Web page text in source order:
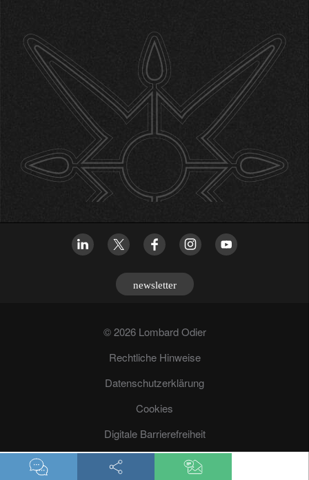
newsletter
© 2026 Lombard Odier
Rechtliche Hinweise
Datenschutzerklärung
Cookies
Digitale Barrierefreiheit
Betrugsprävention